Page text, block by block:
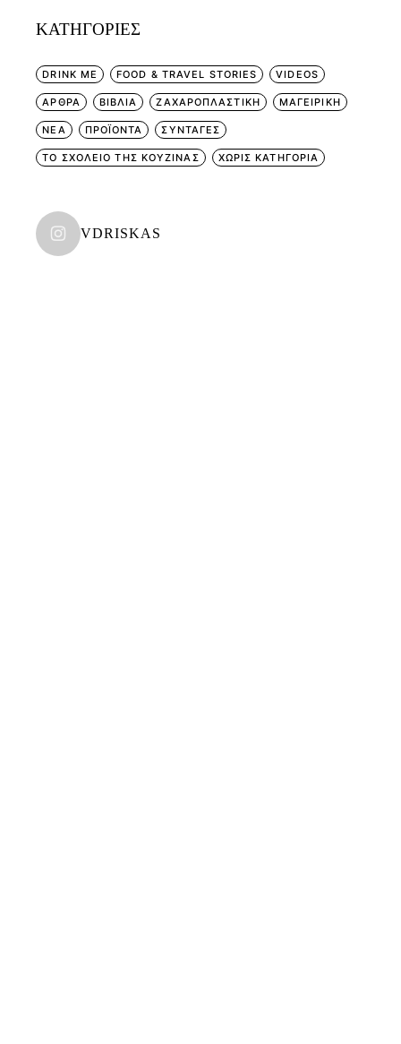
KΑΤΗΓΟΡΊΕΣ
DRINK ME FOOD & TRAVEL STORIES VIDEOS
ΑΡΘΡΑ ΒΙΒΛΙΑ ΖΑΧΑΡΟΠΛΑΣΤΙΚΗ ΜΑΓΕΙΡΙΚΗ
ΝΕΑ ΠΡΟΪΟΝΤΑ ΣΥΝΤΑΓΕΣ
ΤΟ ΣΧΟΛΕΙΟ ΤΗΣ ΚΟΥΖΙΝΑΣ ΧΩΡΊΣ ΚΑΤΗΓΟΡΊΑ
VDRISKAS